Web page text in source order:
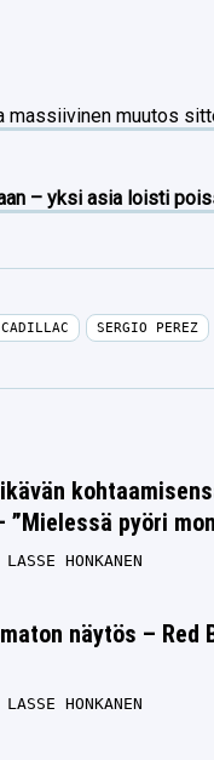
massiivinen muutos
– yksi asia loisti
CADILLAC SERGIO PEREZ
”Mielessä pyöri
LASSE HONKANEN
näytös – Red
LASSE HONKANEN